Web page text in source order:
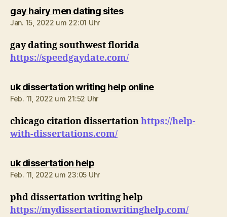
gay hairy men dating sitessagt:
Jan. 15, 2022 um 22:01 Uhr
gay dating southwest florida
https://speedgaydate.com/
uk dissertation writing help onlinesagt:
Feb. 11, 2022 um 21:52 Uhr
chicago citation dissertationhttps://help-
with-dissertations.com/
uk dissertation helpsagt:
Feb. 11, 2022 um 23:05 Uhr
phd dissertation writing help
https://mydissertationwritinghelp.com/